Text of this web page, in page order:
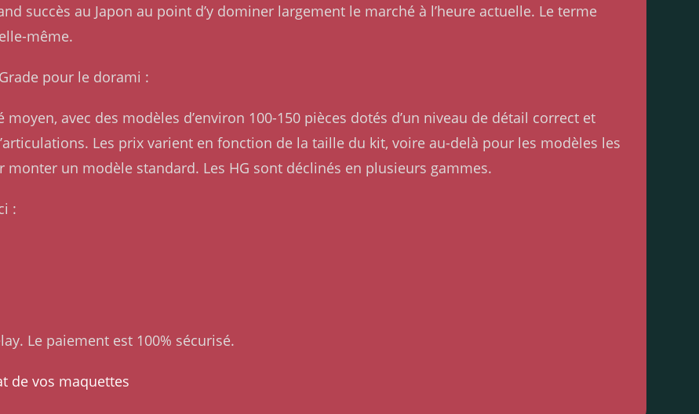
succès au Japon au point d’y dominer largement le marché à l’heure actuelle. Le terme
même.
pour le dorami :
avec des modèles d’environ 100-150 pièces dotés d’un niveau de détail correct et
Les prix varient en fonction de la taille du kit, voire au-delà pour les modèles les
un modèle standard. Les HG sont déclinés en plusieurs gammes.
:
Le paiement est 100% sécurisé.
de vos maquettes